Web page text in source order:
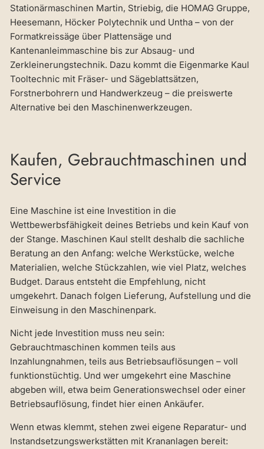
Stationärmaschinen Martin, Striebig, die HOMAG Gruppe,
Heesemann, Höcker Polytechnik und Untha – von der
Formatkreissäge über Plattensäge und
Kantenanleimmaschine bis zur Absaug- und
Zerkleinerungstechnik. Dazu kommt die Eigenmarke Kaul
Tooltechnic mit Fräser- und Sägeblattsätzen,
Forstnerbohrern und Handwerkzeug – die preiswerte
Alternative bei den Maschinenwerkzeugen.
Kaufen, Gebrauchtmaschinen und
Service
Eine Maschine ist eine Investition in die
Wettbewerbsfähigkeit deines Betriebs und kein Kauf von
der Stange. Maschinen Kaul stellt deshalb die sachliche
Beratung an den Anfang: welche Werkstücke, welche
Materialien, welche Stückzahlen, wie viel Platz, welches
Budget. Daraus entsteht die Empfehlung, nicht
umgekehrt. Danach folgen Lieferung, Aufstellung und die
Einweisung in den Maschinenpark.
Nicht jede Investition muss neu sein:
Gebrauchtmaschinen kommen teils aus
Inzahlungnahmen, teils aus Betriebsauflösungen – voll
funktionstüchtig. Und wer umgekehrt eine Maschine
abgeben will, etwa beim Generationswechsel oder einer
Betriebsauflösung, findet hier einen Ankäufer.
Wenn etwas klemmt, stehen zwei eigene Reparatur- und
Instandsetzungswerkstätten mit Krananlagen bereit: